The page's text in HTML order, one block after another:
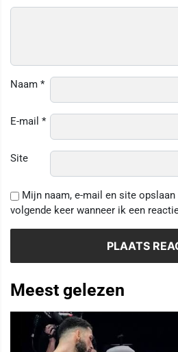
Naam *
E-mail *
Site
Mijn naam, e-mail en site
volgende keer wanneer ik een
Meest gelezen